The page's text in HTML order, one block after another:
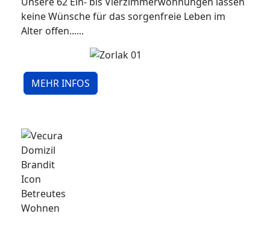
keine Wünsche für das sorgenfreie Leben im
Alter offen......
MEHR INFOS